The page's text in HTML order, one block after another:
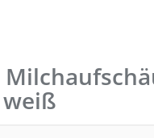
weiß